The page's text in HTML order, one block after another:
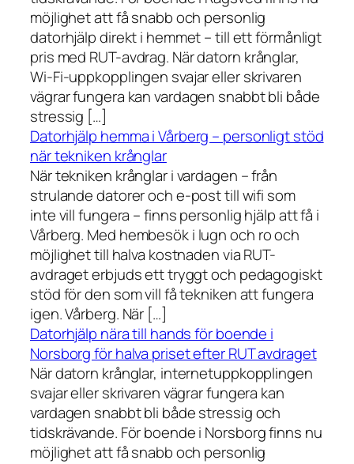
möjlighet att få snabb och personlig
datorhjälp direkt i hemmet – till ett förmånligt
pris med RUT-avdrag. När datorn krånglar,
Wi-Fi-uppkopplingen svajar eller skrivaren
vägrar fungera kan vardagen snabbt bli både
stressig […]
Datorhjälp hemma i Vårberg – personligt stöd
när tekniken krånglar
När tekniken krånglar i vardagen – från
strulande datorer och e-post till wifi som
inte vill fungera – finns personlig hjälp att få i
Vårberg. Med hembesök i lugn och ro och
möjlighet till halva kostnaden via RUT-
avdraget erbjuds ett tryggt och pedagogiskt
stöd för den som vill få tekniken att fungera
igen. Vårberg. När […]
Datorhjälp nära till hands för boende i
Norsborg för halva priset efter RUT avdraget
När datorn krånglar, internetuppkopplingen
svajar eller skrivaren vägrar fungera kan
vardagen snabbt bli både stressig och
tidskrävande. För boende i Norsborg finns nu
möjlighet att få snabb och personlig